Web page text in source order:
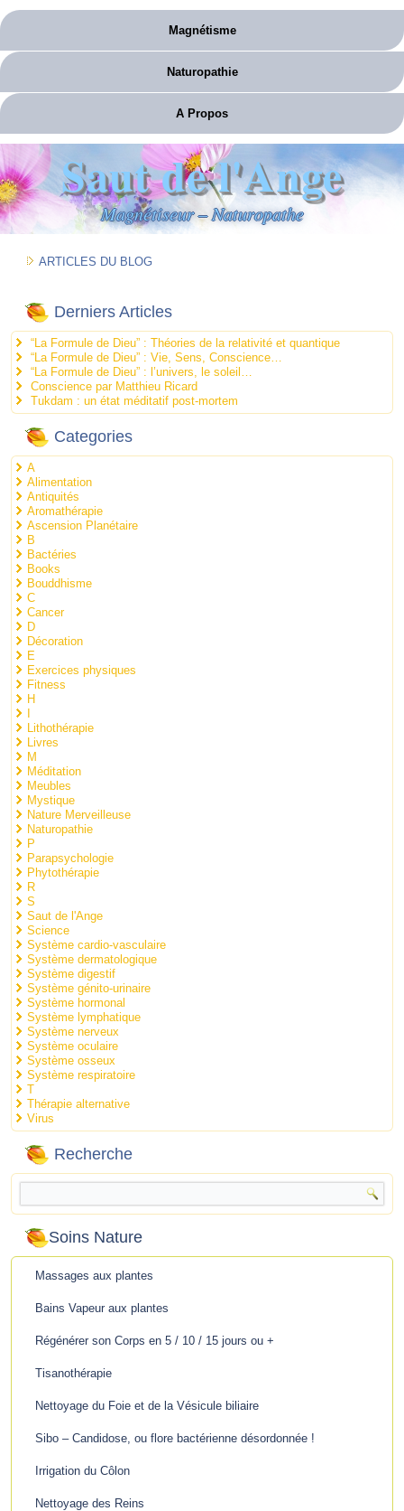
Magnétisme
Naturopathie
A Propos
Saut de l'Ange
Magnétiseur – Naturopathe
ARTICLES DU BLOG
Derniers Articles
“La Formule de Dieu” : Théories de la relativité et quantique
“La Formule de Dieu” : Vie, Sens, Conscience…
“La Formule de Dieu” : l’univers, le soleil…
Conscience par Matthieu Ricard
Tukdam : un état méditatif post-mortem
Categories
A
Alimentation
Antiquités
Aromathérapie
Ascension Planétaire
B
Bactéries
Books
Bouddhisme
C
Cancer
D
Décoration
E
Exercices physiques
Fitness
H
Lithothérapie
Livres
M
Méditation
Meubles
Mystique
Nature Merveilleuse
Naturopathie
P
Parapsychologie
Phytothérapie
R
S
Saut de l'Ange
Science
Système cardio-vasculaire
Système dermatologique
Système digestif
Système génito-urinaire
Système hormonal
Système lymphatique
Système nerveux
Système oculaire
Système osseux
Système respiratoire
T
Thérapie alternative
Virus
Recherche
Soins Nature
Massages aux plantes
Bains Vapeur aux plantes
Régénérer son Corps en 5 / 10 / 15 jours ou +
Tisanothérapie
Nettoyage du Foie et de la Vésicule biliaire
Sibo – Candidose, ou flore bactérienne désordonnée !
Irrigation du Côlon
Nettoyage des Reins